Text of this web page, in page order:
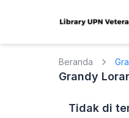
Beranda
Grandy
Tidak di